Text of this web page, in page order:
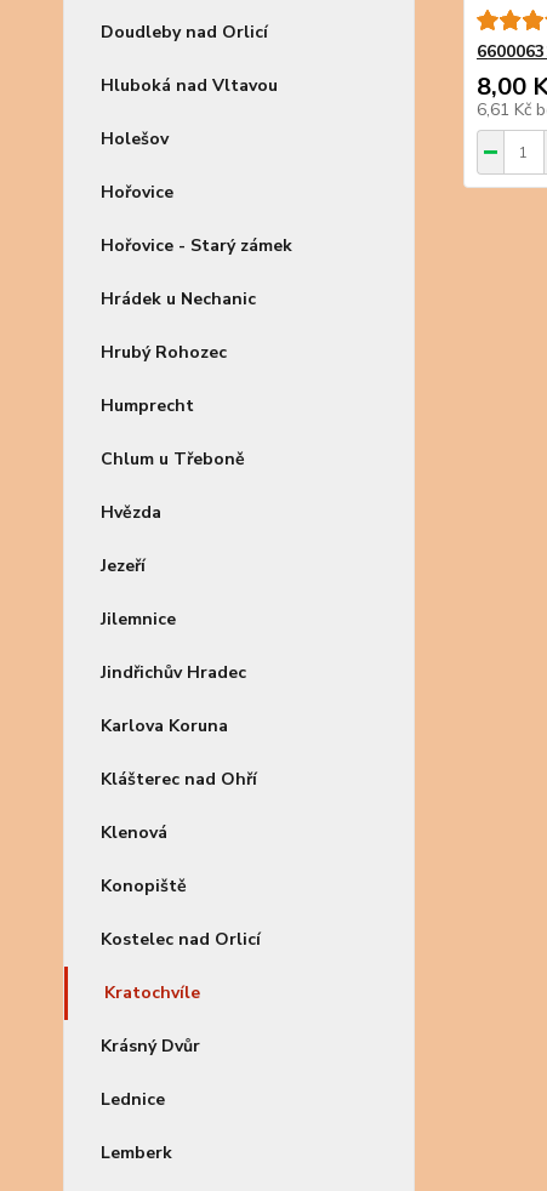
Doudleby nad Orlicí
Hluboká nad Vltavou
Holešov
Hořovice
Hořovice - Starý zámek
Hrádek u Nechanic
Hrubý Rohozec
Humprecht
Chlum u Třeboně
Hvězda
Jezeří
Jilemnice
Jindřichův Hradec
Karlova Koruna
Klášterec nad Ohří
Klenová
Konopiště
Kostelec nad Orlicí
Kratochvíle
Krásný Dvůr
Lednice
Lemberk
8,00
6,61 Kč